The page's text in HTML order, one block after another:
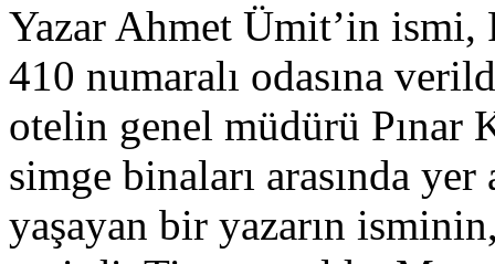
Yazar Ahmet Ümit’in ismi,
410 numaralı odasına
otelin genel müdürü Pınar
simge binaları arasında
yaşayan bir yazarın